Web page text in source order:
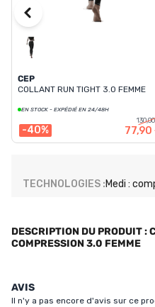
CEP
COLLANT RUN TIGHT 3.0 FEMME
EN STOCK - EXPÉDIÉ EN 24/48H
-40% 77,90
TECHNOLOGIES :Medi :
DESCRIPTION DU PRODUIT :
COMPRESSION 3.0 FEMME
AVIS
Il n'y a pas encore d'avis sur ce